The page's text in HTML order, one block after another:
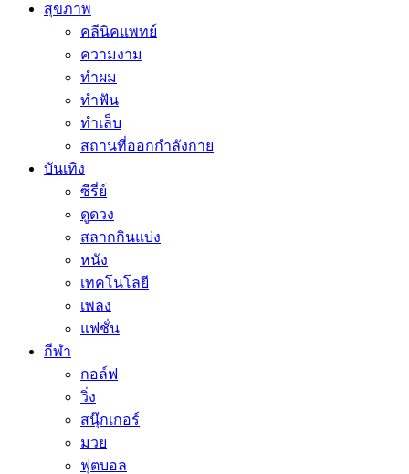
สุขภาพ
คลีนิคแพทย์
ความงาม
ทำผม
ทำฟัน
ทำเล็บ
สถานที่ออกกำลังกาย
บันเทิง
ซีรี่ย์
ดูดวง
สลากกินแบ่ง
หนัง
เทคโนโลยี
เพลง
แฟชั่น
กีฬา
กอล์ฟ
วิ่ง
สนุ๊กเกอร์
มวย
ฟุตบอล